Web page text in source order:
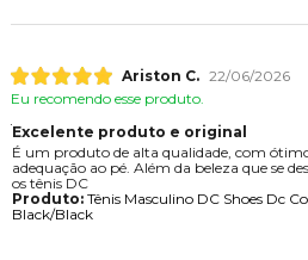
Ariston C. 22/06/2026
Eu recomendo esse produto.
Excelente produto e original
É um produto de alta qualidade, com
adequação ao pé. Além da beleza que se
os tênis DC
Produto:Tênis Masculino DC Shoes Dc
Black/Black